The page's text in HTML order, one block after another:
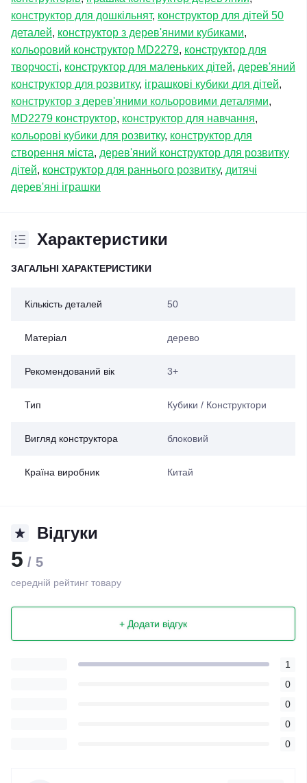
конструктор для дошкільнят, конструктор для дітей 50
деталей, конструктор з дерев'яними кубиками,
кольоровий конструктор MD2279, конструктор для
творчості, конструктор для маленьких дітей, дерев'яний
конструктор для розвитку, іграшкові кубики для дітей,
конструктор з дерев'яними кольоровими деталями,
MD2279 конструктор, конструктор для навчання,
кольорові кубики для розвитку, конструктор для
створення міста, дерев'яний конструктор для розвитку
дітей, конструктор для раннього розвитку, дитячі
дерев'яні іграшки
Характеристики
ЗАГАЛЬНІ ХАРАКТЕРИСТИКИ
Кількість деталей 50
Матеріал дерево
Рекомендований вік 3+
Тип Кубики / Конструктори
Вигляд конструктора блоковий
Країна виробник Китай
Відгуки
5 / 5
середній рейтинг товару
+ Додати відгук
1
0
0
0
0